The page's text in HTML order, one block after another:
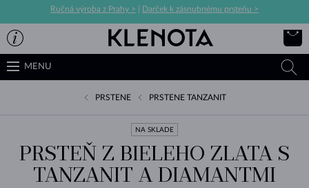
Ručná výroba z Prahy > Darček k zásnubnému prsteňu >
MENU
PRSTENE PRSTENE TANZANIT
NA SKLADE
PRSTEŇ Z BIELEHO ZLATA S
TANZANIT A DIAMANTMI